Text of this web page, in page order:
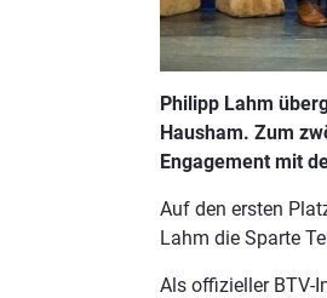
Philipp Lahm
Hausham. Zum
Engagement mit
Auf den ersten
Lahm die Sparte
Als offizieller BTV-